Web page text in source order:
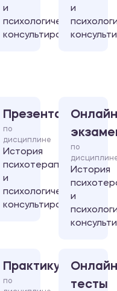
и
психологического
консультирования
и
Презентация
по
дисциплине
История
психотерапии
и
психологического
консультирования
по
История
и
Практикум
по
тесты